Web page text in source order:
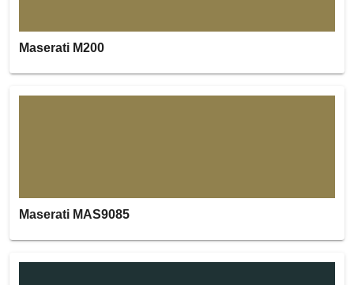
Maserati M200
Maserati MAS9085